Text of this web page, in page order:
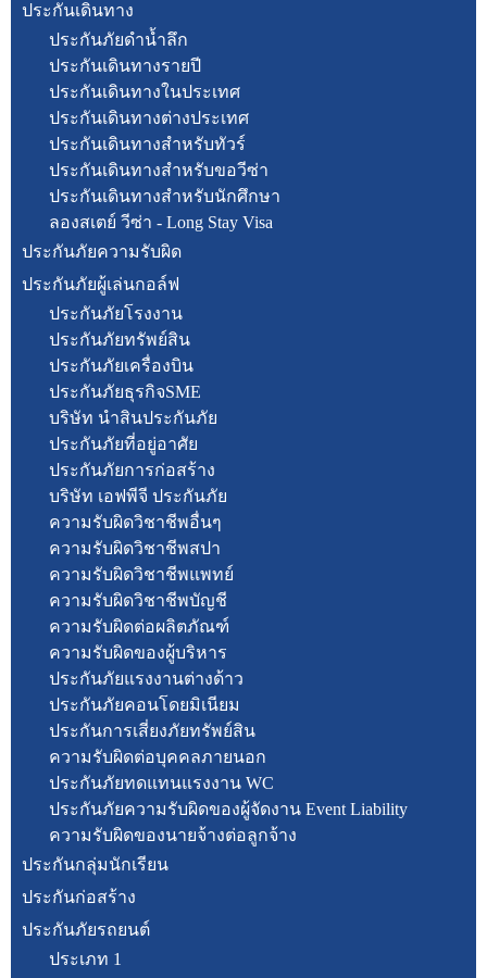
ประกันเดินทาง
ประกันภัยดำน้ำลึก
ประกันเดินทางรายปี
ประกันเดินทางในประเทศ
ประกันเดินทางต่างประเทศ
ประกันเดินทางสำหรับทัวร์
ประกันเดินทางสำหรับขอวีซ่า
ประกันเดินทางสำหรับนักศึกษา
ลองสเตย์ วีซ่า - Long Stay Visa
ประกันภัยความรับผิด
ประกันภัยผู้เล่นกอล์ฟ
ประกันภัยโรงงาน
ประกันภัยทรัพย์สิน
ประกันภัยเครื่องบิน
ประกันภัยธุรกิจSME
บริษัท นำสินประกันภัย
ประกันภัยที่อยู่อาศัย
ประกันภัยการก่อสร้าง
บริษัท เอฟพีจี ประกันภัย
ความรับผิดวิชาชีพอื่นๆ
ความรับผิดวิชาชีพสปา
ความรับผิดวิชาชีพแพทย์
ความรับผิดวิชาชีพบัญชี
ความรับผิดต่อผลิตภัณฑ์
ความรับผิดของผู้บริหาร
ประกันภัยแรงงานต่างด้าว
ประกันภัยคอนโดยมิเนียม
ประกันการเสี่ยงภัยทรัพย์สิน
ความรับผิดต่อบุคคลภายนอก
ประกันภัยทดแทนแรงงาน WC
ประกันภัยความรับผิดของผู้จัดงาน Event Liability
ความรับผิดของนายจ้างต่อลูกจ้าง
ประกันกลุ่มนักเรียน
ประกันก่อสร้าง
ประกันภัยรถยนต์
ประเภท 1